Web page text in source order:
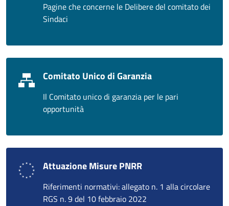
Pagine che concerne le Delibere del comitato dei
Sindaci
Comitato Unico di Garanzia
Il Comitato unico di garanzia per le pari
opportunità
Attuazione Misure PNRR
Riferimenti normativi: allegato n. 1 alla circolare
RGS n. 9 del 10 febbraio 2022